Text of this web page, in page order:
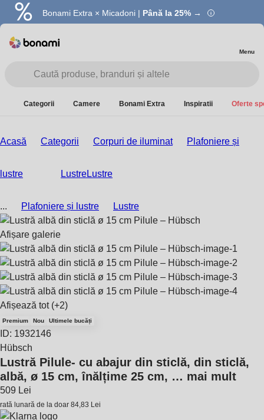
Bonami Extra × Micadoni | Până la 25% →
Summer Sale | Economisești până la 40% →
Menu
Categorii Camere Bonami Extra Inspiratii Oferte
Acasă Categorii Corpuri de iluminat Plafoniere și
lustre LustreLustre
... Plafoniere și lustre Lustre
Afișare galerie
Afișează tot(+2)
Premium Nou Ultimele bucăți
ID: 1932146
Hübsch
Lustră Pilule- cu abajur din sticlă, din sticlă,
albă, ø 15 cm, înălțime 25 cm, … mai mult
509 Lei
rată lunară de la doar 84,83 Lei